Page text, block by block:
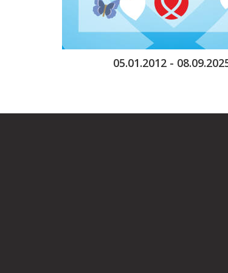
05.01.2012 -